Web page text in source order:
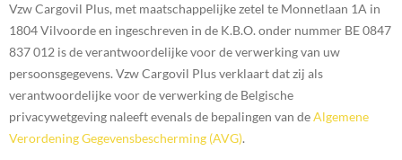
Vzw Cargovil Plus, met maatschappelijke zetel te Monnetlaan 1A in
1804 Vilvoorde en ingeschreven in de K.B.O. onder nummer BE 0847
837 012 is de verantwoordelijke voor de verwerking van uw
persoonsgegevens. Vzw Cargovil Plus verklaart dat zij als
verantwoordelijke voor de verwerking de Belgische
privacywetgeving naleeft evenals de bepalingen van deAlgemene
Verordening Gegevensbescherming (AVG).